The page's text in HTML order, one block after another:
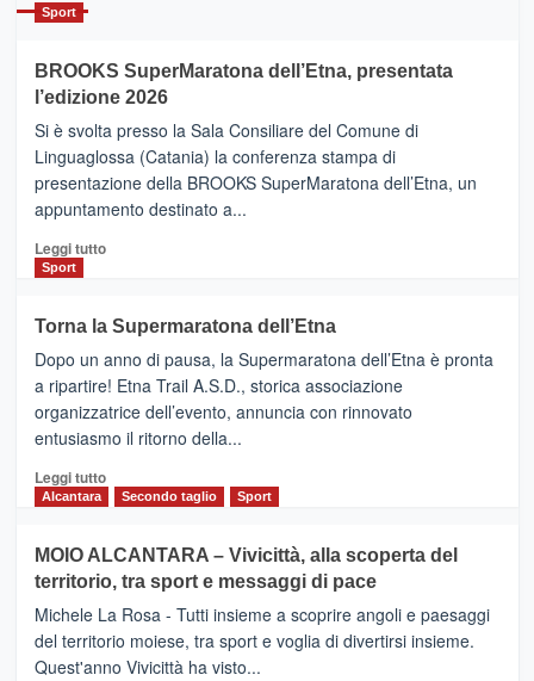
con
la
Al
via
i
collegamenti
Sport
BROOKS SuperMaratona dell’Etna, presentata
l’edizione 2026
Si è svolta presso la Sala Consiliare del Comune di
Linguaglossa (Catania) la conferenza stampa di
presentazione della BROOKS SuperMaratona dell’Etna, un
appuntamento destinato a...
Leggi tuttoLeggi
BROOKS
SuperMaratona
dell’Etna,
presentata
l’edizione
2026
Sport
Torna la Supermaratona dell’Etna
Dopo un anno di pausa, la Supermaratona dell’Etna è pronta
a ripartire! Etna Trail A.S.D., storica associazione
organizzatrice dell’evento, annuncia con rinnovato
entusiasmo il ritorno della...
Leggi tuttoLeggi
Torna
la
Supermaratona
dell’Etna
Alcantara Secondo taglio Sport
MOIO ALCANTARA – Vivicittà, alla scoperta del
territorio, tra sport e messaggi di pace
Michele La Rosa - Tutti insieme a scoprire angoli e paesaggi
del territorio moiese, tra sport e voglia di divertirsi insieme.
Quest'anno Vivicittà ha visto...